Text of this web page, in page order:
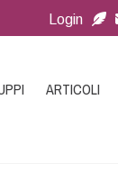
Login
ARTICOLI